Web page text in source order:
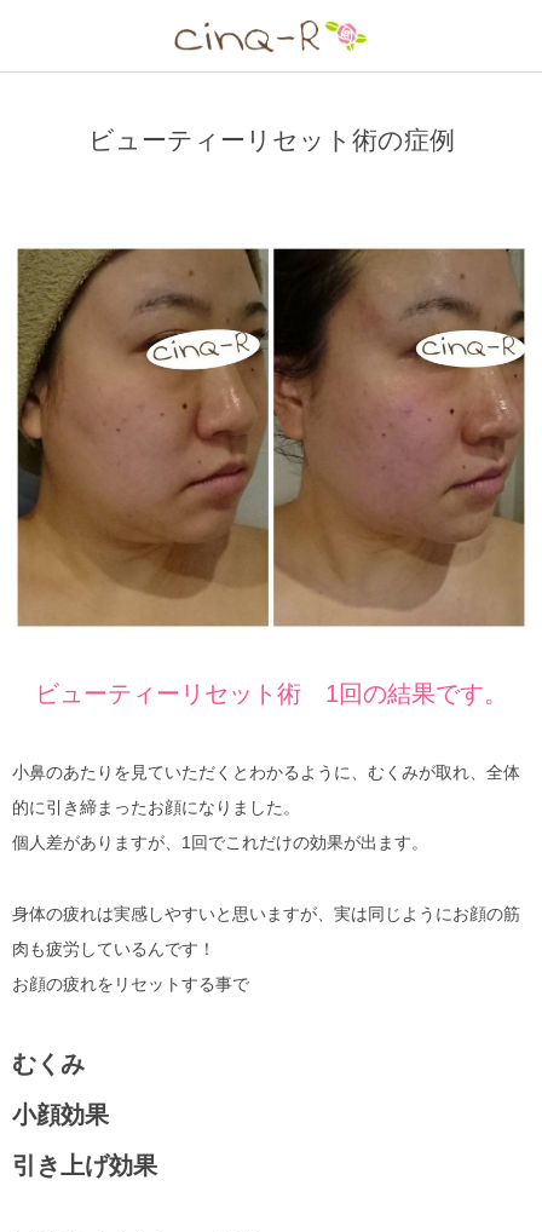
ビューティーリセット術の症例
ビューティーリセット術 1回の結果です。
小鼻のあたりを見ていただくとわかるように、むくみが取れ、全体
的に引き締まったお顔になりました。
個人差がありますが、1回でこれだけの効果が出ます。
身体の疲れは実感しやすいと思いますが、実は同じようにお顔の筋
肉も疲労しているんです！
お顔の疲れをリセットする事で
むくみ
小顔効果
引き上げ効果